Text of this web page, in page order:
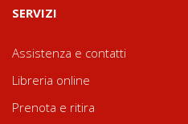
SERVIZI
Assistenza e contatti
Libreria online
Prenota e ritira